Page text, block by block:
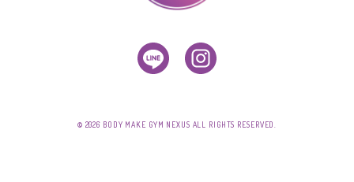
© 2026 BODY MAKE GYM NEXUS ALL RIGHTS RESERVED.